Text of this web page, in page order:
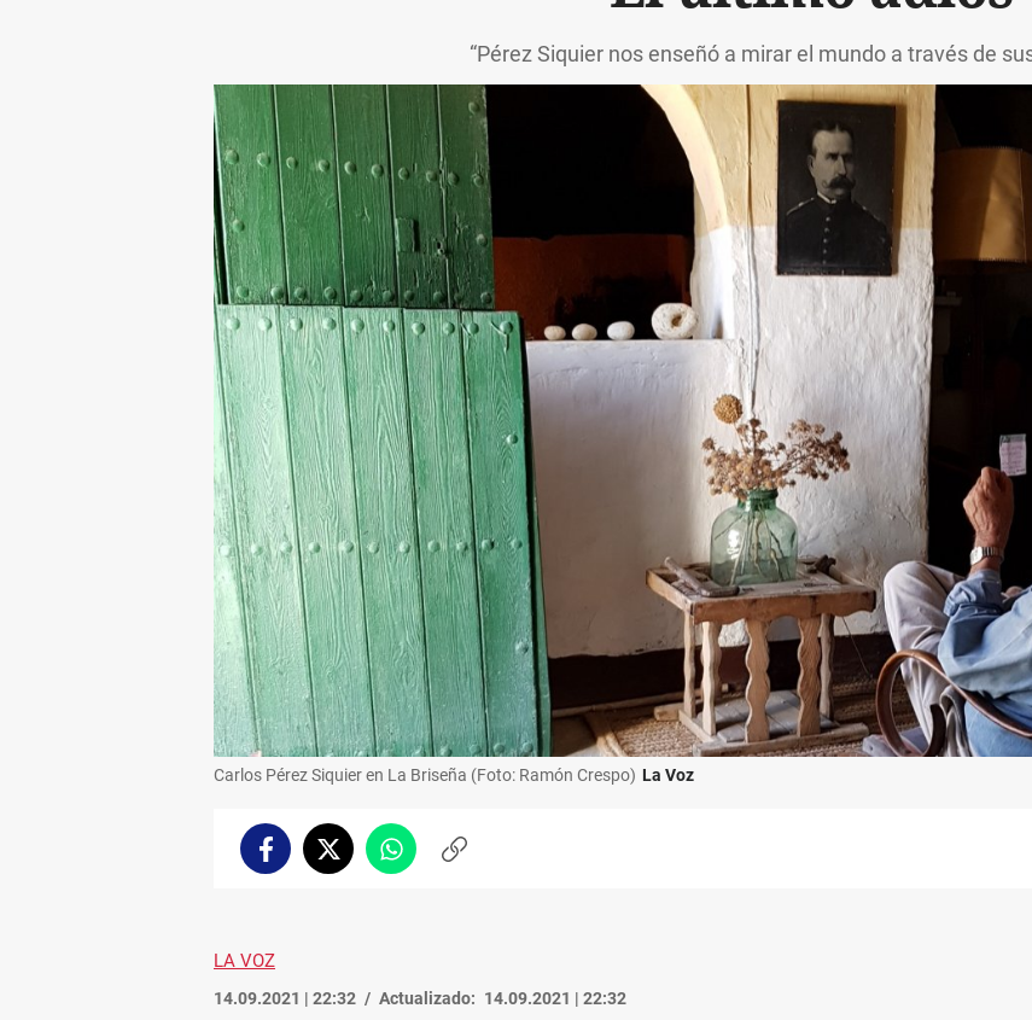
“Pérez Siquier nos enseñó a mirar el mundo a través de
Carlos Pérez Siquier en La Briseña (Foto: Ramón Crespo) La Voz
FacebookTwitterWhatsappCopiar
LA VOZ
14.09.2021 | 22:32 Actualizado: 14.09.2021 | 22:32